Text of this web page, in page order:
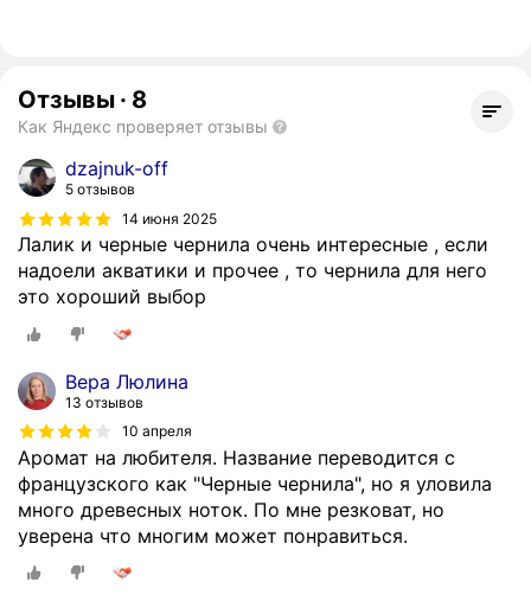
Отзывы · 8
Как Яндекс проверяет отзывы
dzajnuk-off
5 отзывов
14 июня 2025
Лалик и черные чернила очень интересные , если
надоели акватики и прочее , то чернила для него
это хороший выбор
Вера Люлина
13 отзывов
10 апреля
Аромат на любителя. Название переводится с
французского как "Черные чернила", но я уловила
много древесных ноток. По мне резковат, но
уверена что многим может понравиться.